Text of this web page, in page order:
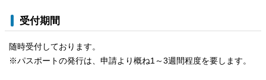
受付期間
随時受付しております。
※パスポートの発行は、申請より概ね1～3週間程度を要します。